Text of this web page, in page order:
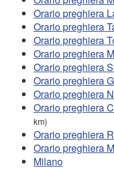
Orario preghiera
Orario preghiera
Orario preghiera
Orario preghiera
Orario preghiera
Orario preghiera
Orario preghiera
Orario preghiera
km)
Orario preghiera
Orario preghiera
Milano